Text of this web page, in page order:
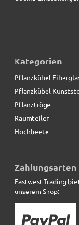
optional)
Kategorien
Pflanzkübel
Pflanzkübel
Pflanztröge
Raumteiler
Hochbeete
Zahlungsarten
Eastwest-Trading
unserem Shop: